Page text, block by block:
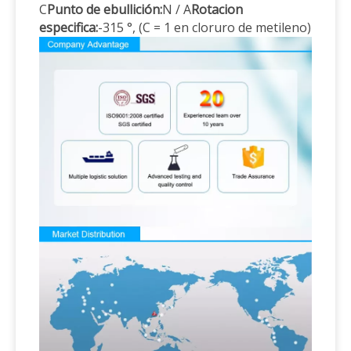
Archivo 135616-40-9.mol
CPunto de ebullición:N / ARotacion
especifica:-315 °, (C = 1 en cloruro de metileno)